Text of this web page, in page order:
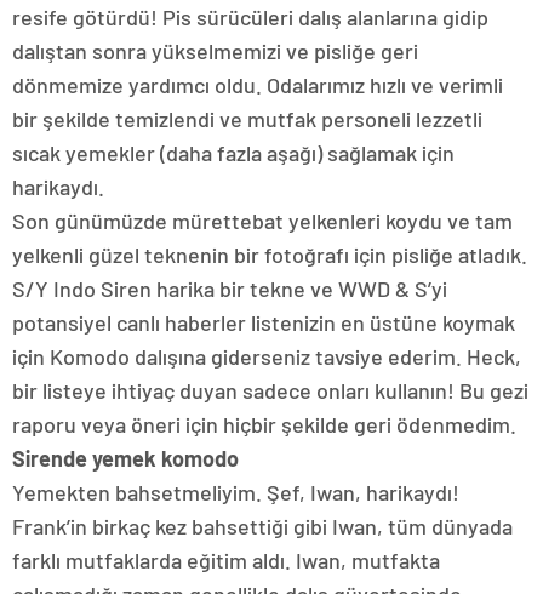
resife götürdü! Pis sürücüleri dalış alanlarına gidip
dalıştan sonra yükselmemizi ve pisliğe geri
dönmemize yardımcı oldu. Odalarımız hızlı ve verimli
bir şekilde temizlendi ve mutfak personeli lezzetli
sıcak yemekler (daha fazla aşağı) sağlamak için
harikaydı.
Son günümüzde mürettebat yelkenleri koydu ve tam
yelkenli güzel teknenin bir fotoğrafı için pisliğe atladık.
S/Y Indo Siren harika bir tekne ve WWD & S’yi
potansiyel canlı haberler listenizin en üstüne koymak
için Komodo dalışına giderseniz tavsiye ederim. Heck,
bir listeye ihtiyaç duyan sadece onları kullanın! Bu gezi
raporu veya öneri için hiçbir şekilde geri ödenmedim.
Sirende yemek komodo
Yemekten bahsetmeliyim. Şef, Iwan, harikaydı!
Frank’in birkaç kez bahsettiği gibi Iwan, tüm dünyada
farklı mutfaklarda eğitim aldı. Iwan, mutfakta